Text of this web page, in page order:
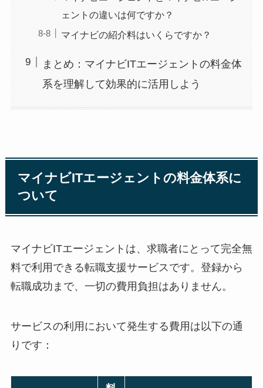
ェントの違いは何ですか？
マイナビの紹介料はいくらですか？
まとめ：マイナビITエージェントの料金体
系を理解して効果的に活用しよう
マイナビITエージェントの料金体系に
ついて
マイナビITエージェントは、 求職者にとって完全無
料で利用できる転職支援サービスです。登録から
転職成功まで、一切の費用負担はありません。
サービスの利用において発生する費用は以下の通
りです：